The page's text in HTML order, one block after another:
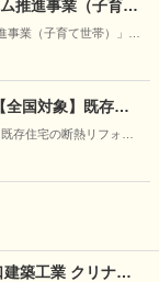
推進事業（子育て
業（子育て世帯）」の
全国対象】既存住
存住宅の断熱リフォー
建築工業 クリナッ